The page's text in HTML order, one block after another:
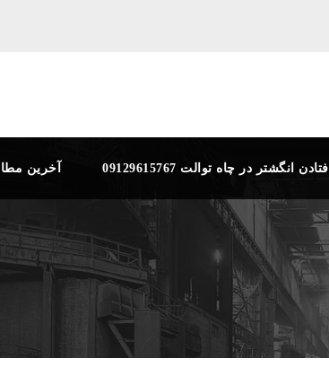
آخرین افتادن انگشتر در چاه توالت 09129615767